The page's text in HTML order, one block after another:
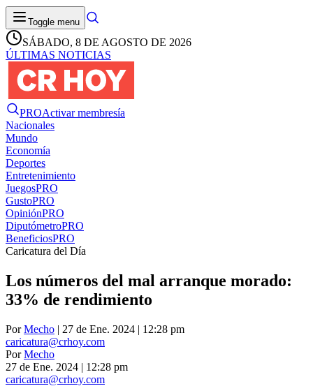
Toggle menu
SÁBADO, 8 DE AGOSTO DE 2026
ÚLTIMAS NOTICIAS
PROActivar membresía
Nacionales
Mundo
Economía
Deportes
Entretenimiento
JuegosPRO
GustoPRO
OpiniónPRO
DiputómetroPRO
BeneficiosPRO
Caricatura del Día
Los números del mal arranque morado:
33% de rendimiento
PorMecho | 27 de Ene. 2024 | 12:28 pm
caricatura@crhoy.com
PorMecho
27 de Ene. 2024 | 12:28 pm
caricatura@crhoy.com